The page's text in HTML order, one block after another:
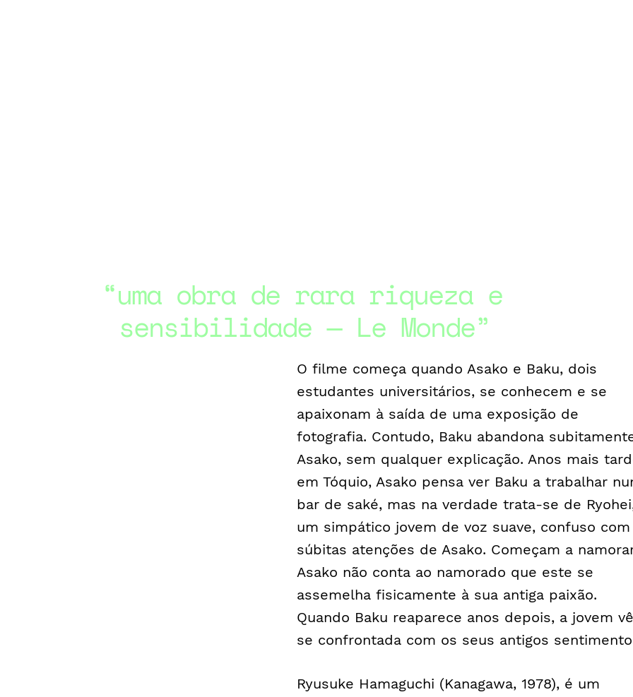
uma obra de rara riqueza e
sensibilidade — Le Monde
O filme começa quando Asako e Baku, dois
estudantes universitários, se conhecem e se
apaixonam à saída de uma exposição de
fotografia. Contudo, Baku abandona
Asako, sem qualquer explicação. Anos mais
em Tóquio, Asako pensa ver Baku a trabalhar
bar de saké, mas na verdade trata-se de
um simpático jovem de voz suave, confuso com
súbitas atenções de Asako. Começam a
Asako não conta ao namorado que este se
assemelha fisicamente à sua antiga paixão.
Quando Baku reaparece anos depois, a jovem
se confrontada com os seus antigos
Ryusuke Hamaguchi (Kanagawa, 1978), é um